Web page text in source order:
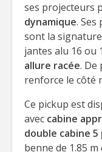
ses projecteurs
dynamique.
sont la
jantes alu 16 ou
allure racée. De
renforce le côté
Ce pickup est
avec cabine
double cabine 5
benne de 1.85